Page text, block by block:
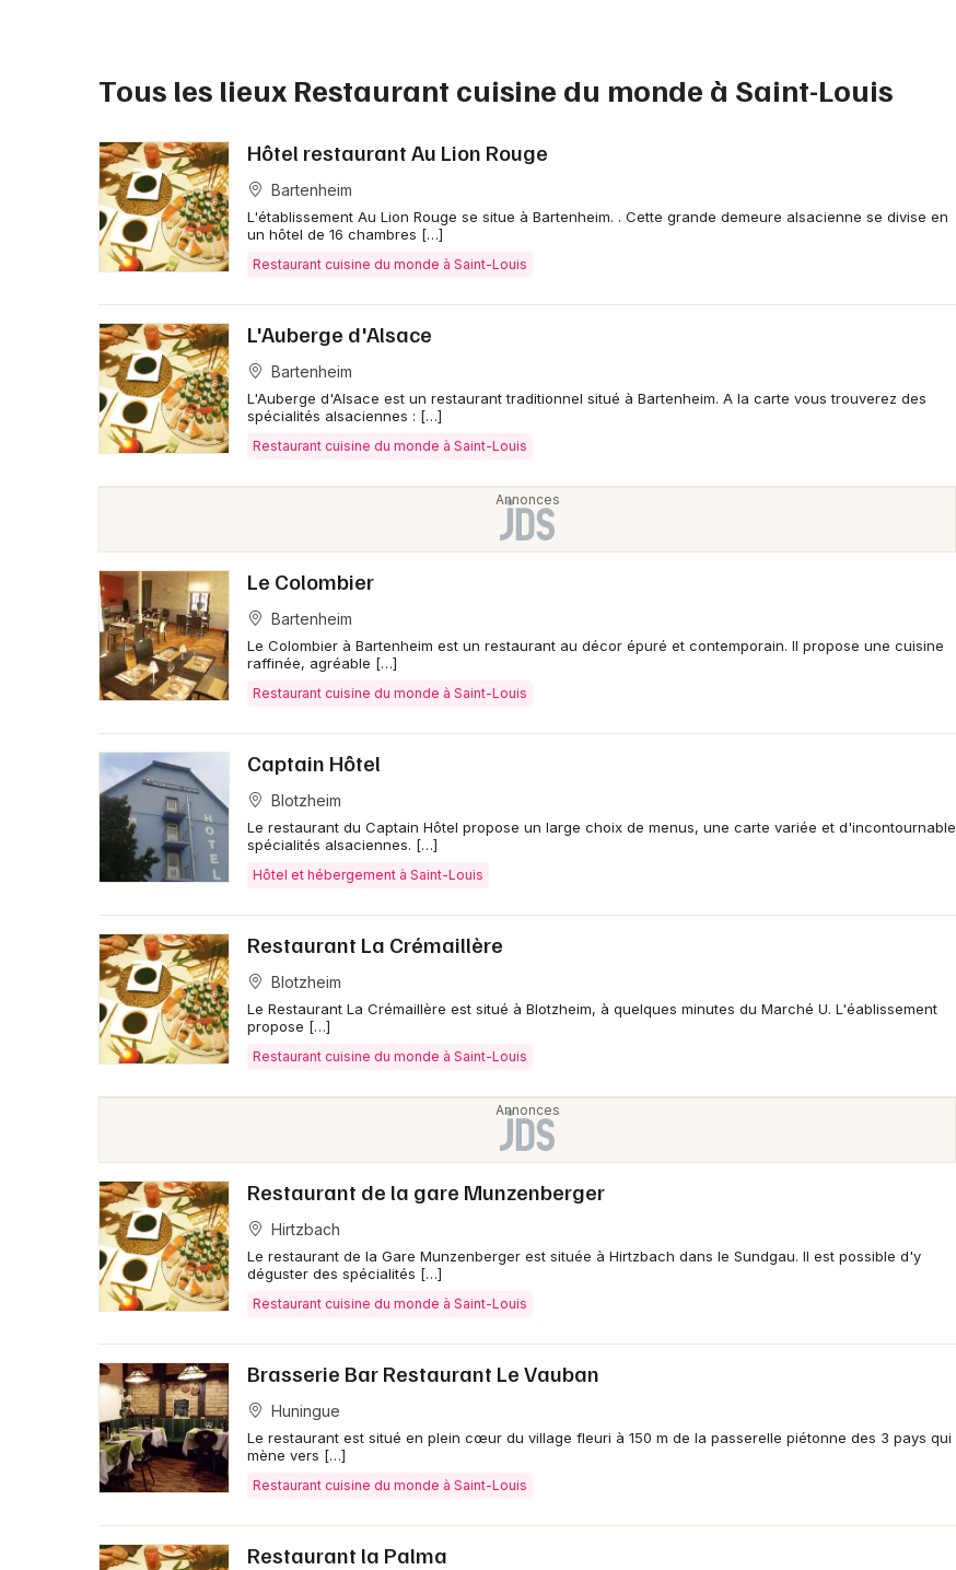
Newsletter des sorties
Restaurants
Je m'abonne
Tous les lieux Restaurant cuisine du monde à Saint-Louis
Hôtel restaurant Au Lion Rouge
Bartenheim
L'établissement Au Lion Rouge se situe à Bartenheim. . Cette grande demeure alsacienne se divise en
un hôtel de 16 chambres […]
Restaurant cuisine du monde à Saint-Louis
L'Auberge d'Alsace
Bartenheim
L'Auberge d'Alsace est un restaurant traditionnel situé à Bartenheim. A la carte vous trouverez des
spécialités alsaciennes : […]
Restaurant cuisine du monde à Saint-Louis
Le Colombier
Bartenheim
Le Colombier à Bartenheim est un restaurant au décor épuré et contemporain. Il propose une cuisine
raffinée, agréable […]
Restaurant cuisine du monde à Saint-Louis
Captain Hôtel
Blotzheim
Le restaurant du Captain Hôtel propose un large choix de menus, une carte variée et d'incontournable
spécialités alsaciennes. […]
Hôtel et hébergement à Saint-Louis
Restaurant La Crémaillère
Blotzheim
Le Restaurant La Crémaillère est situé à Blotzheim, à quelques minutes du Marché U. L'éablissement
propose […]
Restaurant cuisine du monde à Saint-Louis
Restaurant de la gare Munzenberger
Hirtzbach
Le restaurant de la Gare Munzenberger est située à Hirtzbach dans le Sundgau. Il est possible d'y
déguster des spécialités […]
Restaurant cuisine du monde à Saint-Louis
Brasserie Bar Restaurant Le Vauban
Huningue
Le restaurant est situé en plein cœur du village fleuri à 150 m de la passerelle piétonne des 3 pays qui
mène vers […]
Restaurant cuisine du monde à Saint-Louis
Restaurant la Palma